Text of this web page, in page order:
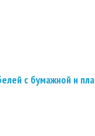
с бумажной и